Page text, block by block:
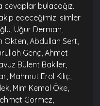
cevaplar bulacağız.
edeceğimiz isimler
Uğur Derman,
Ökten, Abdullah Sert,
Genç, Ahmet
Bülent Bakiler,
Mahmut Erol Kılıç,
Mim Kemal Öke,
Görmez,